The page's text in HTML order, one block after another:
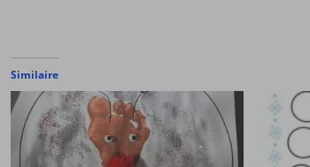
Similaire